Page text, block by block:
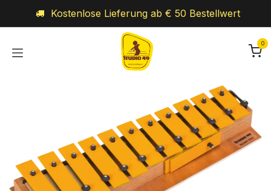
Kostenlose Lieferung ab € 50 Bestellwert
0